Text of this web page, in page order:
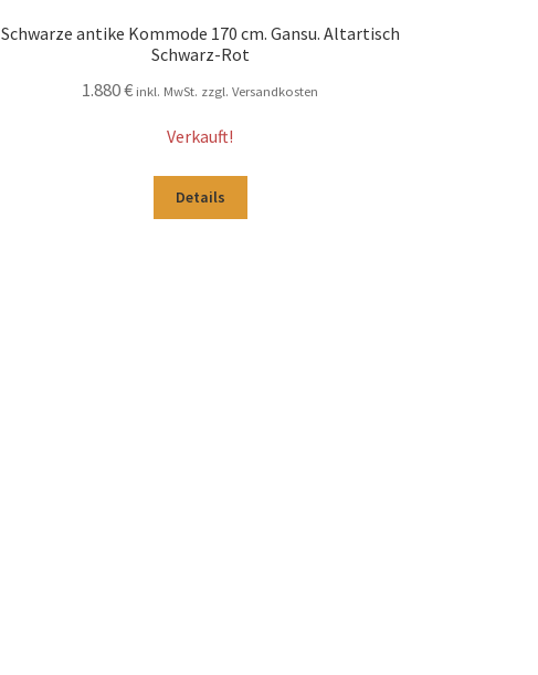
Schwarze antike Kommode 170 cm. Gansu. Altartisch
Schwarz-Rot
1.880€ inkl. MwSt. zzgl. Versandkosten
Verkauft!
Details